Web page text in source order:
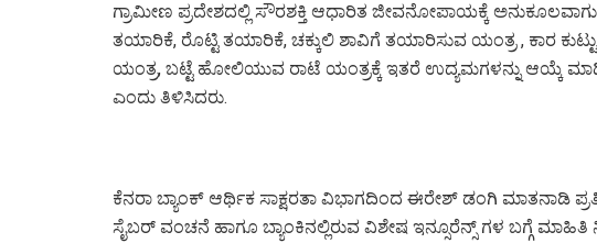
ಗ್ರಾಮೀಣ ಪ್ರದೇಶದಲ್ಲಿ ಸೌರಶಕ್ತಿ ಆಧಾರಿತ ಜೀವನೋಪಾಯಕ್ಕೆ‌
ತಯಾರಿಕೆ, ರೊಟ್ಟಿ ತಯಾರಿಕೆ, ಚಕ್ಕುಲಿ ಶಾವಿಗೆ ತಯಾರಿಸುವ ಯಂತ್ರ , ಕಾರ
ಯಂತ್ರ, ಬಟ್ಟೆ ಹೋಲಿಯುವ ರಾಟೆ ಯಂತ್ರಕ್ಕೆ ಇತರೆ ಉದ್ಯಮಗಳನ್ನು ಆಯ್ಕೆ
ಎಂದು ತಿಳಿಸಿದರು.
ಕೆನರಾ ಬ್ಯಾಂಕ್ ಆರ್ಥಿಕ ಸಾಕ್ಷರತಾ ವಿಭಾಗದಿಂದ ಈರೇಶ್ ಡಂಗಿ ಮಾತನಾಡಿ
ಸೈಬರ್ ವಂಚನೆ ಹಾಗೂ ಬ್ಯಾಂಕಿನಲ್ಲಿರುವ ವಿಶೇಷ ಇನ್ಸೂರೆನ್ಸ್ ಗಳ ಬಗ್ಗೆ